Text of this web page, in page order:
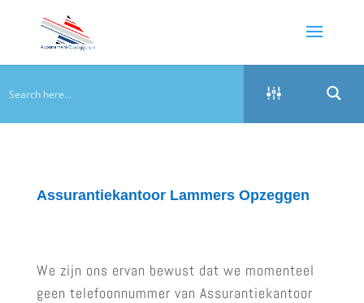
Assurantiekantoor Lammers Opzeggen
We zijn ons ervan bewust dat we momenteel
geen telefoonnummer van Assurantiekantoor